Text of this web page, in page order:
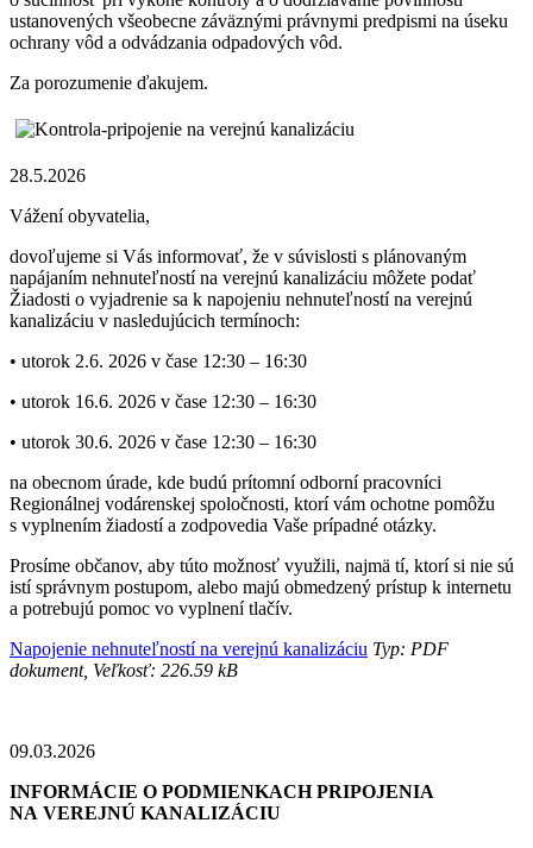
ustanovených všeobecne záväznými právnymi predpismi na úseku
ochrany vôd a odvádzania odpadových vôd.
Za porozumenie ďakujem.
28.5.2026
Vážení obyvatelia,
dovoľujeme si Vás informovať, že v súvislosti s plánovaným
napájaním nehnuteľností na verejnú kanalizáciu môžete podať
Žiadosti o vyjadrenie sa k napojeniu nehnuteľností na verejnú
kanalizáciu v nasledujúcich termínoch:
• utorok 2.6. 2026 v čase 12:30 – 16:30
• utorok 16.6. 2026 v čase 12:30 – 16:30
• utorok 30.6. 2026 v čase 12:30 – 16:30
na obecnom úrade, kde budú prítomní odborní pracovníci
Regionálnej vodárenskej spoločnosti, ktorí vám ochotne pomôžu
s vyplnením žiadostí a zodpovedia Vaše prípadné otázky.
Prosíme občanov, aby túto možnosť využili, najmä tí, ktorí si nie sú
istí správnym postupom, alebo majú obmedzený prístup k internetu
a potrebujú pomoc vo vyplnení tlačív.
Napojenie nehnuteľností na verejnú kanalizáciu Typ: PDF
dokument, Veľkosť: 226.59 kB
09.03.2026
INFORMÁCIE O PODMIENKACH PRIPOJENIA
NA VEREJNÚ KANALIZÁCIU